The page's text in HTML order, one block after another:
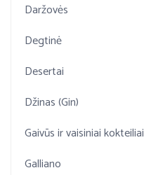
Daržovės
Degtinė
Desertai
Džinas (Gin)
Gaivūs ir vaisiniai kokteiliai
Galliano